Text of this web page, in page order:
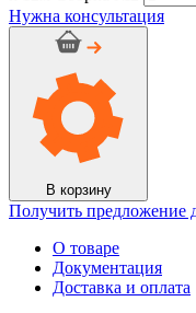
Нужна консультация
В корзину
Получить предложение
О товаре
Документация
Доставка и оплата